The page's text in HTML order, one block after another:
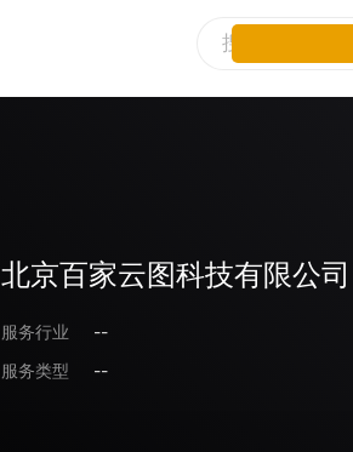
北京百家云图科技有限公司
服务行业
--
服务类型
--